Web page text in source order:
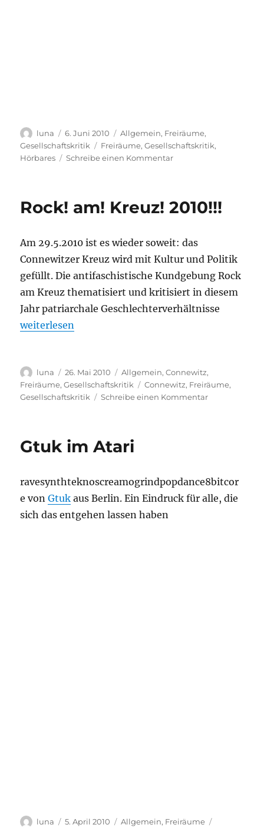
Autor
luna
Veröffentlicht
am
6. Juni 2010 Kategorien
Allgemein, Freiräume,
Gesellschaftskritik
Schlagwörter
Freiräume,Gesellschaftskritik,
Hörbares
Schreibe einen Kommentarzu
anders
Rock! am! Kreuz! 2010!!!
Am 29.5.2010 ist es wieder soweit: das
Connewitzer Kreuz wird mit Kultur und Politik
gefüllt. Die antifaschistische Kundgebung Rock
am Kreuz thematisiert und kritisiert in diesem
Jahr patriarchale Geschlechterverhältnisse
„Rock! am! Kreuz! 2010!!!“
weiterlesen
Autor
luna
Veröffentlicht
am
26. Mai 2010 Kategorien
Allgemein,Connewitz,
Freiräume,Gesellschaftskritik Schlagwörter
Connewitz, Freiräume,
Gesellschaftskritik
Schreibe einen Kommentarzu
Gtuk im Atari
ravesynthteknoscreamogrindpopdance8bitcor
e vonGtuk aus Berlin. Ein Eindruck für alle, die
sich das entgehen lassen haben
Autor
luna
Veröffentlicht
5. April 2010 Kategorien
Allgemein, Freiräume